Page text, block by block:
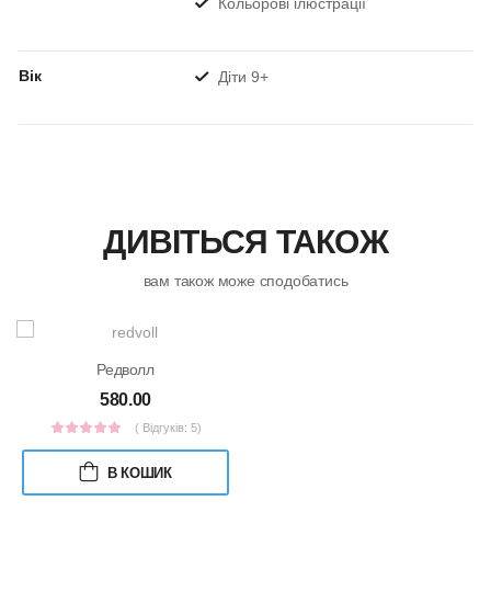
Кольорові ілюстрації
Вік Діти 9+
ДИВІТЬСЯ ТАКОЖ
вам також може сподобатись
Редволл
580.00
( Відгуків: 5)
В КОШИК